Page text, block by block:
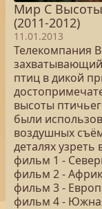
Мир С
(2011-2012)
11.01.2013
Телекомпания
птиц в дикой
высоты
были
воздушных
деталях
фильм 1 -
фильм 2 -
фильм 3 -
фильм 4 -